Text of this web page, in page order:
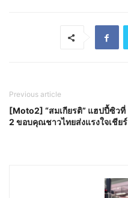
Previous article
[Moto2] “สมเกียรติ” แฮปปี้ซิวที่
2 ขอบคุณชาวไทยส่งแรงใจเชียร์